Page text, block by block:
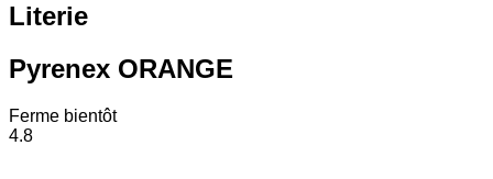
Literie
Pyrenex ORANGE
Ferme bientôt
4.8